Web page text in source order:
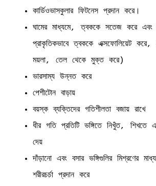
কার্ডিওভাসকুলার ফিটনেস প্রদান করে।
ঘামের মাধ্যমে, ত্বককে সতেজ করে এবং
প্রাকৃতিকভাবে ত্বককে এক্সফোলিয়েট করে,
ময়লা, তেল থেকে মুক্ত করে)
ভারসাম্য উন্নত করে
পেশীটোন বাড়ায়
বয়স্ক ব্যক্তিদের গতিশীলতা বজায় রাখে
ধীর গতি প্রতিটি ভঙ্গিতে নিখুঁত, শিখতে
দেয়
দাঁড়ানো এবং বসার ভঙ্গিগুলির মিশ্রণের
শরীরচর্চা প্রদান করে